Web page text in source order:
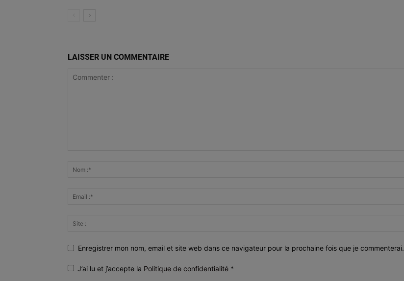
LAISSER UN COMMENTAIRE
Enregistrer mon nom, email et site web dans ce navigateur pour la prochaine fois que je commenterai.
J’ai lu et j’accepte la Politique de confidentialité *